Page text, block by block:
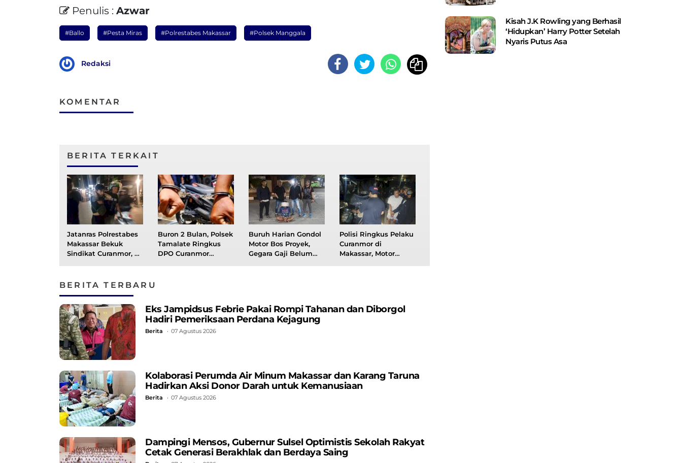
Penulis : Azwar
#Ballo #Pesta Miras #Polrestabes Makassar #Polsek Manggala
Redaksi
KOMENTAR
BERITA TERKAIT
Jatanras Polrestabes
Makassar Bekuk
Sindikat Curanmor, 4
Buron 2 Bulan, Polsek
Tamalate Ringkus
DPO Curanmor
Buruh Harian Gondol
Motor Bos Proyek,
Gegara Gaji Belum
Polisi Ringkus Pelaku
Curanmor di
Makassar, Motor
BERITA TERBARU
Eks Jampidsus Febrie Pakai Rompi Tahanan dan Diborgol
Hadiri Pemeriksaan Perdana Kejagung
Berita 07 Agustus 2026
Kolaborasi Perumda Air Minum Makassar dan Karang Taruna
Hadirkan Aksi Donor Darah untuk Kemanusiaan
Berita 07 Agustus 2026
Dampingi Mensos, Gubernur Sulsel Optimistis Sekolah Rakyat
Cetak Generasi Berakhlak dan Berdaya Saing
Kisah J.K Rowling yang Berhasil
‘Hidupkan’ Harry Potter Setelah
Nyaris Putus Asa